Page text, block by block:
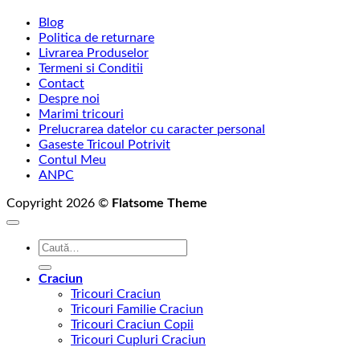
Blog
Politica de returnare
Livrarea Produselor
Termeni si Conditii
Contact
Despre noi
Marimi tricouri
Prelucrarea datelor cu caracter personal
Gaseste Tricoul Potrivit
Contul Meu
ANPC
Copyright 2026 © Flatsome Theme
Caută
Craciun
Tricouri Craciun
Tricouri Familie Craciun
Tricouri Craciun Copii
Tricouri Cupluri Craciun